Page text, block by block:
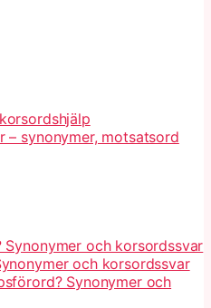
– synonymer, motsatsord
och korsordssvar
och korsordssvar
Synonymer och